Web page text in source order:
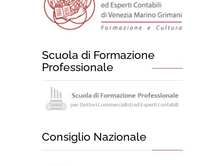
Scuola di Formazione
Professionale
Consiglio Nazionale